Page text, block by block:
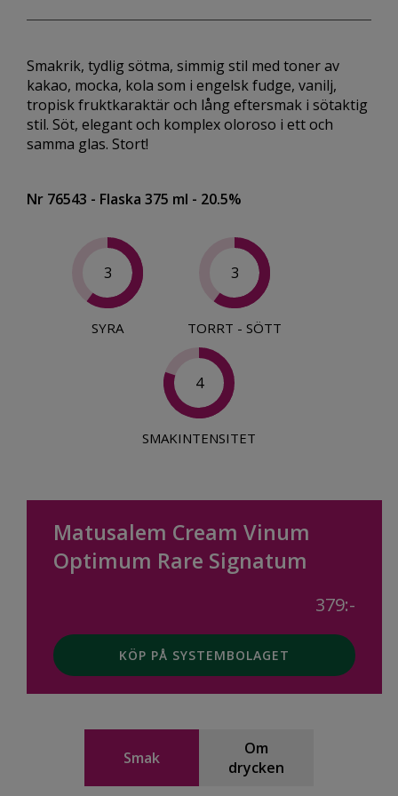
Smakrik, tydlig sötma, simmig stil med toner av
kakao, mocka, kola som i engelsk fudge, vanilj,
tropisk fruktkaraktär och lång eftersmak i sötaktig
stil. Söt, elegant och komplex oloroso i ett och
samma glas. Stort!
Nr 76543 - Flaska 375 ml - 20.5%
3
SYRA
3
TORRT - SÖTT
4
SMAKINTENSITET
Matusalem Cream Vinum
Optimum Rare Signatum
379:-
KÖP PÅ SYSTEMBOLAGET
Smak
Om
drycken